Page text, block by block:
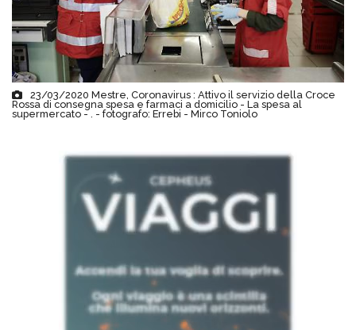
23/03/2020 Mestre, Coronavirus : Attivo il servizio della Croce
Rossa di consegna spesa e farmaci a domicilio - La spesa al
supermercato - . - fotografo: Errebi - Mirco Toniolo